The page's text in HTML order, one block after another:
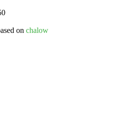
on chalow